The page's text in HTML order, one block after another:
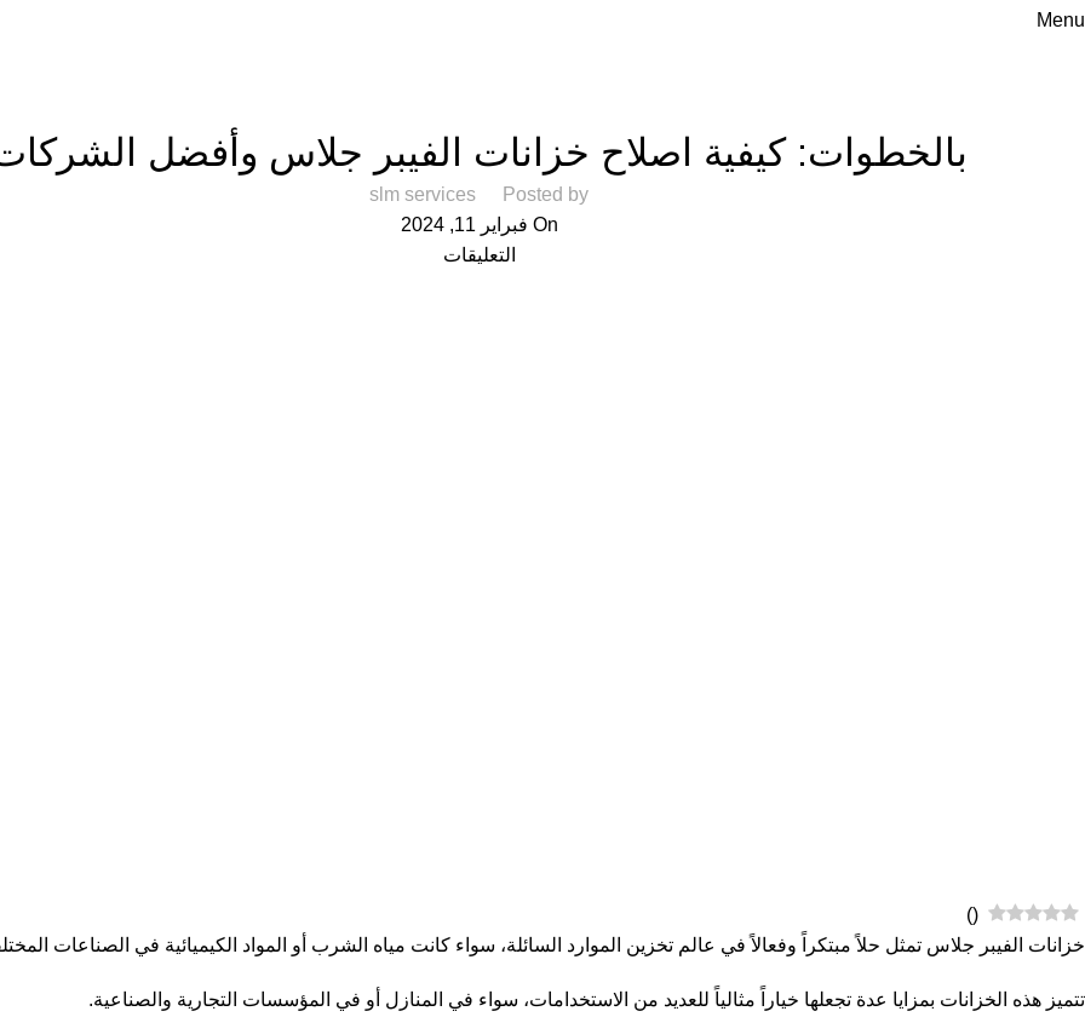
Menu
بالخطوات: كيفية اصلاح خزانات الفيبر جلاس وأفضل
Posted by
slm services
On فبراير 11, 2024
التعليقات
(
)
خزانات الفيبر جلاس تمثل حلاً مبتكراً وفعالاً في عالم تخزين الموارد السائلة، سواء كانت مياه الشرب أو المواد الكيميائية في الصناعات
تتميز هذه الخزانات بمزايا عدة تجعلها خياراً مثالياً للعديد من الاستخدامات، سواء في المنازل أو في المؤسسات التجارية والصناعية.